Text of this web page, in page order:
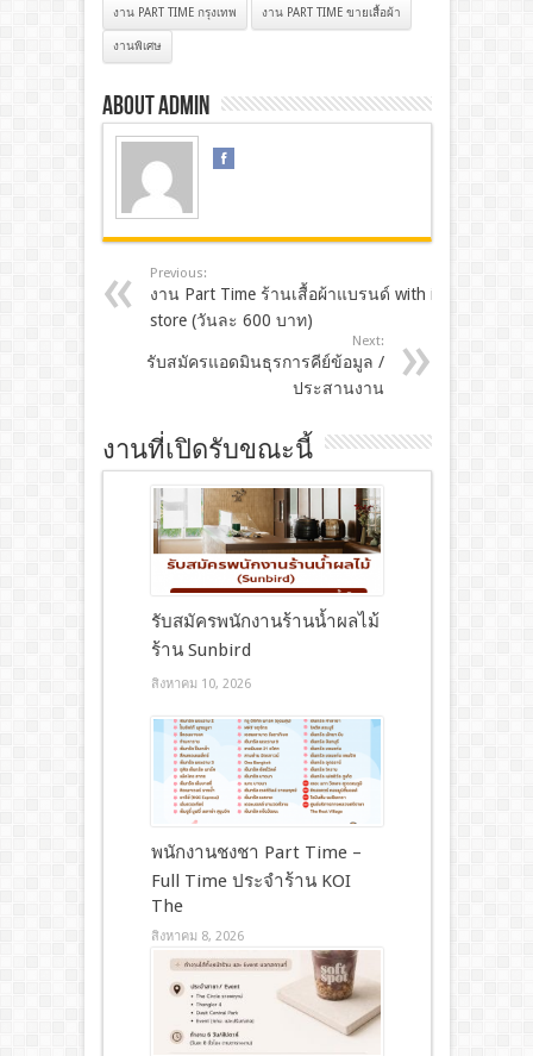
งาน PART TIME กรุงเทพ งาน PART TIME ขายเสื้อผ้า
งานพิเศษ
About admin
Previous:
งาน Part Time ร้านเสื้อผ้าแบรนด์ with it
store (วันละ 600 บาท)
Next:
รับสมัครแอดมินธุรการคีย์ข้อมูล /
ประสานงาน
งานที่เปิดรับขณะนี้
รับสมัครพนักงานร้านน้ำผลไม้
ร้าน Sunbird
สิงหาคม 10, 2026
พนักงานชงชา Part Time –
Full Time ประจำร้าน KOI
The
สิงหาคม 8, 2026